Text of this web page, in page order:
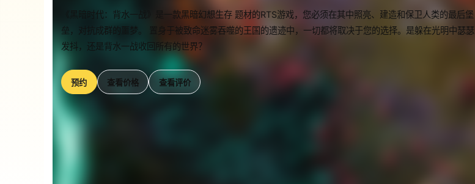
《黑暗时代：背水一战》是一款黑暗幻想生存 题材的RTS游戏，您必须在其中照亮、建造和保卫人类的最后堡
垒，对抗成群的噩梦。 置身于被致命迷雾吞噬的王国的遗迹中，一切都将取决于您的选择。是躲在光明中瑟瑟
发抖，还是背水一战收回所有的世界？
预约 查看价格 查看评价